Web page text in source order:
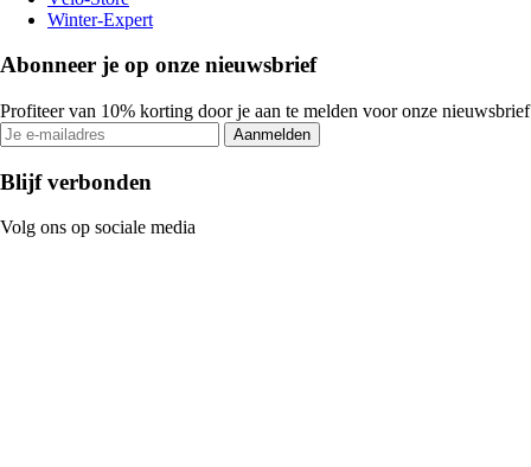
Winter-Expert
Abonneer je op onze nieuwsbrief
Profiteer van 10% korting door je aan te melden voor onze nieuwsbrief
Aanmelden
Blijf verbonden
Volg ons op sociale media